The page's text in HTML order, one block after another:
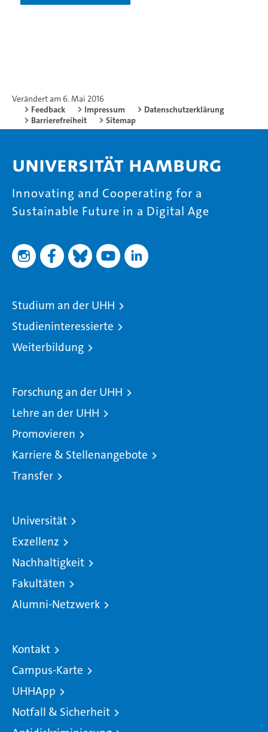
Verändert am 6. Mai 2016
Feedback
Impressum
Datenschutzerklärung
Barrierefreiheit
Sitemap
Universität Hamburg
Innovating and Cooperating for a
Sustainable Future in a Digital Age
Studium an der UHH
Studieninteressierte
Weiterbildung
Forschung an der UHH
Lehre an der UHH
Promovieren
Karriere & Stellenangebote
Transfer
Universität
Exzellenz
Nachhaltigkeit
Fakultäten
Alumni-Netzwerk
Kontakt
Campus-Karte
UHHApp
Notfall & Sicherheit